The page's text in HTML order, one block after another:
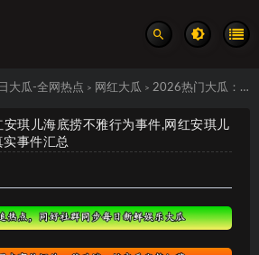
大瓜-全网热点 > 网红大瓜 > 2026热门大瓜：网红安琪儿海底捞不雅行为事件,网红安琪儿海底捞拍摄不雅照 真实事件汇总
琪儿海底捞不雅行为事件,网红安琪儿
事件汇总